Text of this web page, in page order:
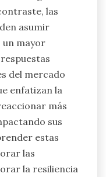
las
asumir
un mayor
del mercado
enfatizan la
más
sus
estas
las
la resiliencia